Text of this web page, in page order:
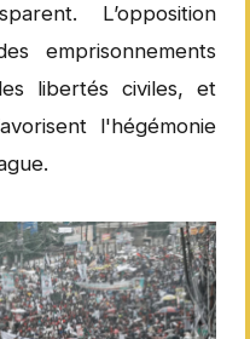
L’opposition
emprisonnements
libertés civiles, et
l'hégémonie